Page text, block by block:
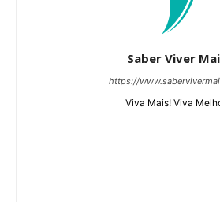
Saber Viver
https://
Viva Mais! Viva